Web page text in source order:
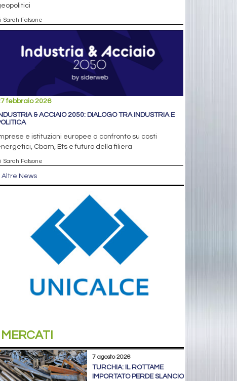
Sarah Falsone
febbraio 2026
& ACCIAIO 2050: DIALOGO TRA INDUSTRIA E
e istituzioni europee a confronto su costi
Cbam, Ets e futuro della filiera
Sarah Falsone
Altre News
MERCATI
7 agosto 2026
TURCHIA: IL ROTTAME
IMPORTATO PERDE SLANCIO